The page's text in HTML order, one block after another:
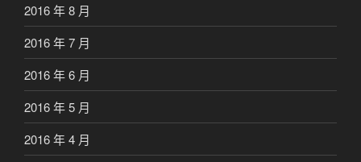
2016 年 8 月
2016 年 7 月
2016 年 6 月
2016 年 5 月
2016 年 4 月